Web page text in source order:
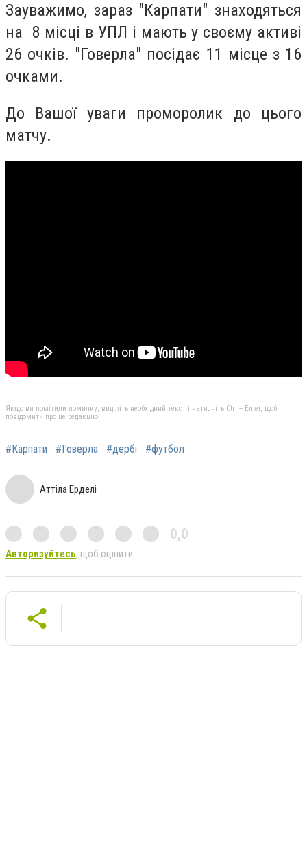
Зауважимо, зараз "Карпати" знаходяться
на 8 місці в УПЛ і мають у своєму активі
26 очків. "Говерла" посідає 11 місце з 16
очками.
До Вашої уваги проморолик до цього
матчу.
Якщо ви помітили помилку, виділіть необхідний текст і натисніть Ctrl + Enter, щоб
повідомити про це редакцію
#Карпати #Говерла #дербі #футбол
Аттіла Ерделі
0,0
Авторизуйтесь, щоб оцінити